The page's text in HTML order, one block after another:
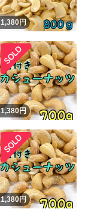
1,380円
1,380円
1,380円